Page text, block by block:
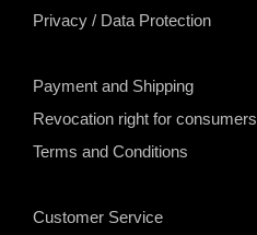
Privacy / Data Protection
Payment and Shipping
Revocation right for consumers
Terms and Conditions
Customer Service